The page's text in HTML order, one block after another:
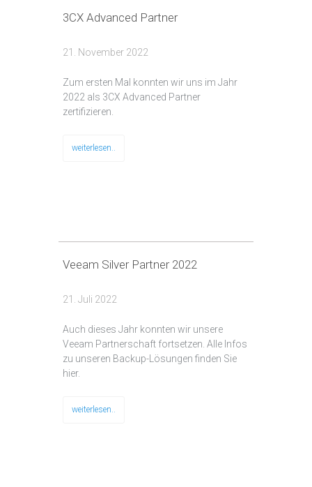
3CX Advanced Partner
21. November 2022
Zum ersten Mal konnten wir uns im Jahr
2022 als 3CX Advanced Partner
zertifizieren.
weiterlesen..
Veeam Silver Partner 2022
21. Juli 2022
Auch dieses Jahr konnten wir unsere
Veeam Partnerschaft fortsetzen. Alle Infos
zu unseren Backup-Lösungen finden Sie
hier.
weiterlesen..